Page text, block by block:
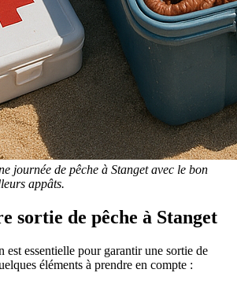
journée de pêche à Stanget avec le bon
appâts.
sortie de pêche à Stanget
est essentielle pour garantir une sortie de
éléments à prendre en compte :